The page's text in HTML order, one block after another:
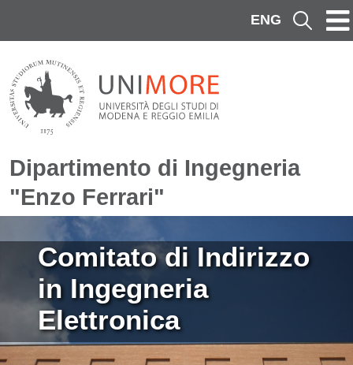
ENG Cerca
Dipartimento di Ingegneria
"Enzo Ferrari"
Comitato di Indirizzo
in Ingegneria
Elettronica